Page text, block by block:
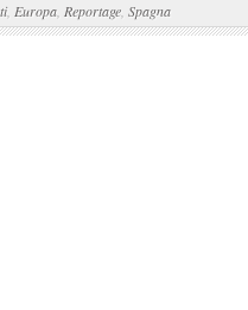
, Europa Reportage Spagna